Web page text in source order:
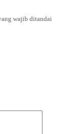
wajib ditandai